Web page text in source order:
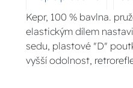
Kepr, 100 % bavlna.
elastickým dílem
sedu, plastové "D"
vyšší odolnost,